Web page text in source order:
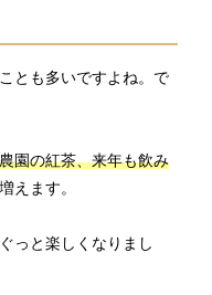
とも多いですよね。で
園の紅茶、来年も飲み
えます。
っと楽しくなりまし